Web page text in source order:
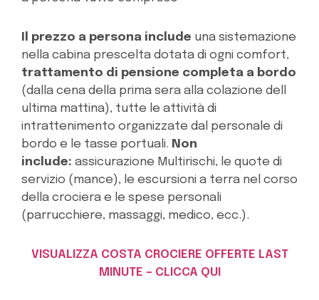
Il prezzo a persona include una sistemazione
nella cabina prescelta dotata di ogni comfort,
trattamento di pensione completa a bordo
(dalla cena della prima sera alla colazione dell
ultima mattina), tutte le attività di
intrattenimento organizzate dal personale di
bordo e le tasse portuali. Non
include: assicurazione Multirischi, le quote di
servizio (mance), le escursioni a terra nel corso
della crociera e le spese personali
(parrucchiere, massaggi, medico, ecc.).
VISUALIZZA COSTA CROCIERE OFFERTE LAST
MINUTE – CLICCA QUI